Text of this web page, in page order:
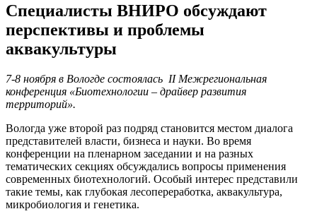
Специалисты ВНИРО обсуждают
перспективы и проблемы
аквакультуры
7-8 ноября в Вологде состоялась IIМежрегиональная
конференция «Биотехнологии – драйвер развития
территорий».
Вологда уже второй раз подряд становится местом диалога
представителей власти, бизнеса и науки. Во время
конференции на пленарном заседании и на разных
тематических секциях обсуждались вопросы применения
современных биотехнологий. Особый интерес представили
такие темы, как глубокая лесопереработка, аквакультура,
микробиология и генетика.